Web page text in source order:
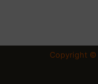
Copyright ©